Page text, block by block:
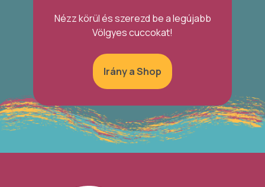
Nézz körül és szerezd be a legújabb
Völgyes cuccokat!
Irány a Shop